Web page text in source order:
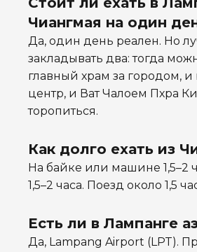
Чиангмая на один
Да, один день реален. Но
закладывать два: тогда
главный храм за городом,
центр, и Ват Чалоем Пхра
торопиться.
Как долго ехать из
На байке или машине 1,5–2
1,5–2 часа. Поезд около 1,5
Есть ли в Лампанге
Да, Lampang Airport (LPT).